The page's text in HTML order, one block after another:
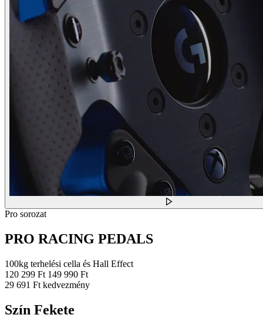
Pro sorozat
PRO RACING PEDALS
100kg terhelési cella és Hall Effect
120 299 Ft 149 990 Ft
29 691 Ft kedvezmény
Szín Fekete